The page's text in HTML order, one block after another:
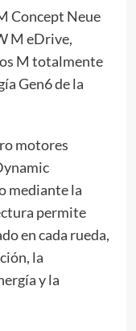
Concept Neue
M eDrive,
M totalmente
Gen6 de la
motores
mediante la
permite
en cada rueda,
la
y la